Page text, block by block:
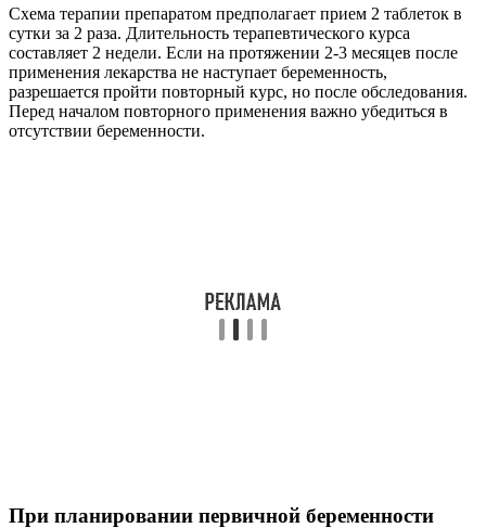
Схема терапии препаратом предполагает прием 2 таблеток в
сутки за 2 раза. Длительность терапевтического курса
составляет 2 недели. Если на протяжении 2-3 месяцев после
применения лекарства не наступает беременность,
разрешается пройти повторный курс, но после обследования.
Перед началом повторного применения важно убедиться в
отсутствии беременности.
При планировании первичной беременности